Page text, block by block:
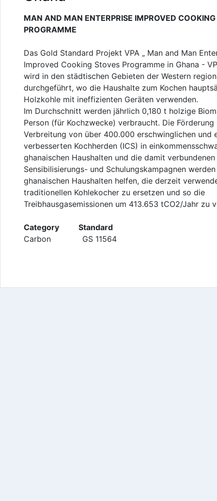
MAN AND MAN ENTERPRISE IMPROVED COOKING
PROGRAMME
Das Gold Standard Projekt VPA „ Man and Man
Improved Cooking Stoves Programme in Ghana -
wird in den städtischen Gebieten der Western
durchgeführt, wo die Haushalte zum Kochen
Holzkohle mit ineffizienten Geräten verwenden.
Im Durchschnitt werden jährlich 0,180 t holzige
Person (für Kochzwecke) verbraucht. Die Förderung
Verbreitung von über 400.000 erschwinglichen und
verbesserten Kochherden (ICS) in
ghanaischen Haushalten und die damit verbundenen
Sensibilisierungs- und Schulungskampagnen
ghanaischen Haushalten helfen, die derzeit
traditionellen Kohlekocher zu ersetzen und so die
Treibhausgasemissionen um 413.653 tCO2/Jahr zu
Category Standard
Carbon GS 11564